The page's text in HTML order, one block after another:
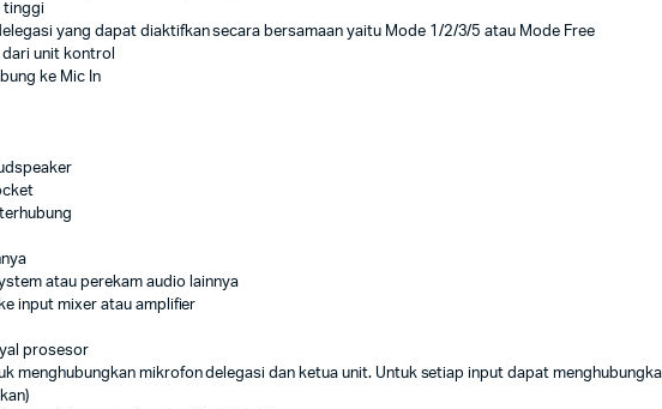
tinggi
yang dapat diaktifkan secara bersamaan yaitu Mode 1/2/3/5 atau Mode Free
unit kontrol
ke Mic In
atau perekam audio lainnya
input mixer atau amplifier
prosesor
menghubungkan mikrofon delegasi dan ketua unit. Untuk setiap input dapat